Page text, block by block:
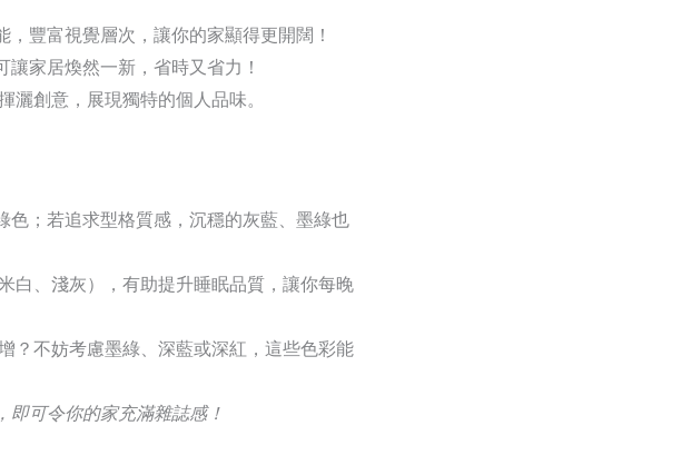
豐富視覺層次，讓你的家顯得更開闊！
家居煥然一新，省時又省力！
灑創意，展現獨特的個人品味。
色；若追求型格質感，沉穩的灰藍、墨綠也
白、淺灰），有助提升睡眠品質，讓你每晚
？不妨考慮墨綠、深藍或深紅，這些色彩能
即可令你的家充滿雜誌感！